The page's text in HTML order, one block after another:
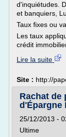
d'inquiétudes.
et banquiers,
Taux fixes ou
Les taux
crédit
Lire la suite
Site : http://
Rachat de
d'Épargne
25/12/2013 -
Ultime